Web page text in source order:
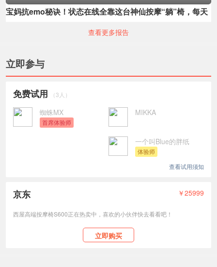
宝妈抗emo秘诀！状态在线全靠这台神仙按摩“躺”椅，每天
查看更多报告
立即参与
免费试用 （3人）
蜘蛛MX
首席体验师
MIKKA
一个叫Blue的胖纸
体验师
查看试用须知
京东 ￥25999
西屋高端按摩椅S600正在热卖中，喜欢的小伙伴快去看看吧！
立即购买